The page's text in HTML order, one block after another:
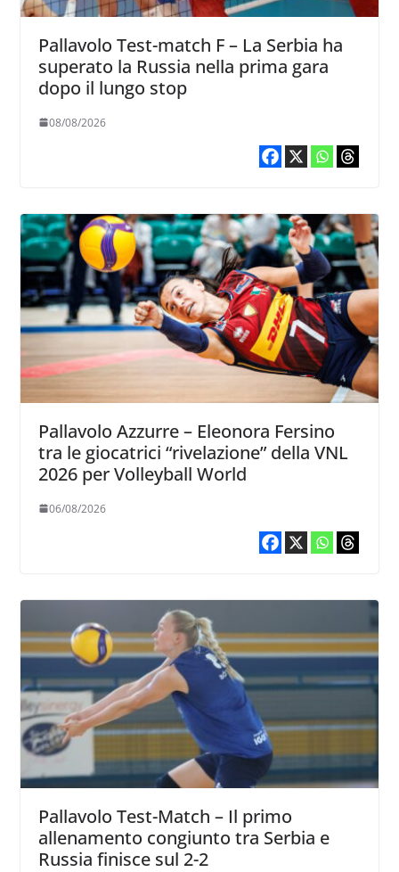
Pallavolo Test-match F – La Serbia ha
superato la Russia nella prima gara
dopo il lungo stop
08/08/2026
Pallavolo Azzurre – Eleonora Fersino
tra le giocatrici “rivelazione” della VNL
2026 per Volleyball World
06/08/2026
Pallavolo Test-Match – Il primo
allenamento congiunto tra Serbia e
Russia finisce sul 2-2